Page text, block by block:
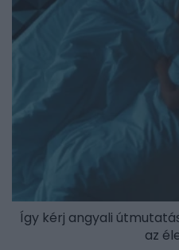
Így kérj angyali
az